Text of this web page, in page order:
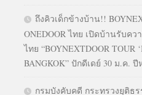
ถึงคิวเด็กข้างบ้าน!!
ONEDOOR ไทย เปิดบ้านรับค
ไทย “BOYNEXTDOOR TOUR
BANGKOK” ปักดีเดย์ 30 ม.ค.
กรมบังคับคดี กระทรวงยุติธ